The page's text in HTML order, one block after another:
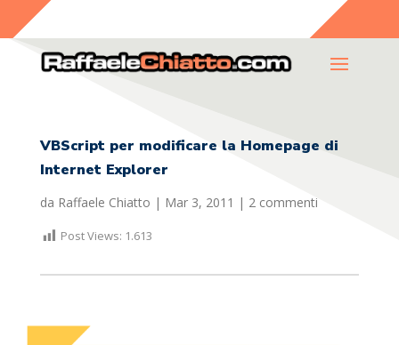
VBScript per modificare la Homepage di
Internet Explorer
da Raffaele Chiatto | Mar 3, 2011 | 2 commenti
Post Views: 1.613